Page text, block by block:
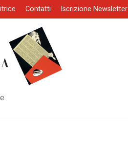
Contatti Iscrizione Newsletter